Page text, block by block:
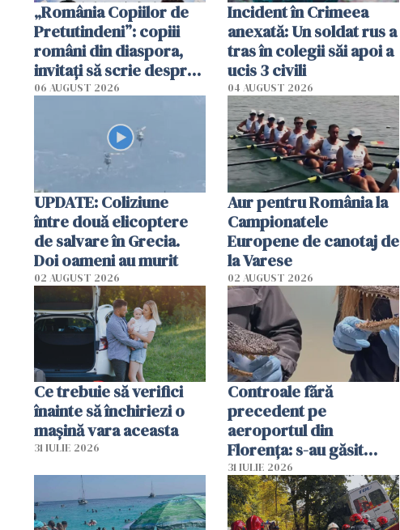
„România Copiilor de
Pretutindeni”: copiii
români din diaspora,
invitați să scrie despre
România într-un volum
06 AUGUST 2026
Incident în Crimeea
anexată: Un soldat rus a
tras în colegii săi apoi a
ucis 3 civili
04 AUGUST 2026
UPDATE: Coliziune
între două elicoptere
de salvare în Grecia.
Doi oameni au murit
02 AUGUST 2026
Aur pentru România la
Campionatele
Europene de canotaj de
la Varese
02 AUGUST 2026
Ce trebuie să verifici
înainte să închiriezi o
mașină vara aceasta
31 IULIE 2026
Controale fără
precedent pe
aeroportul din
Florența: s-au găsit
capete de aligator și o
sumă imensă de bani
31 IULIE 2026